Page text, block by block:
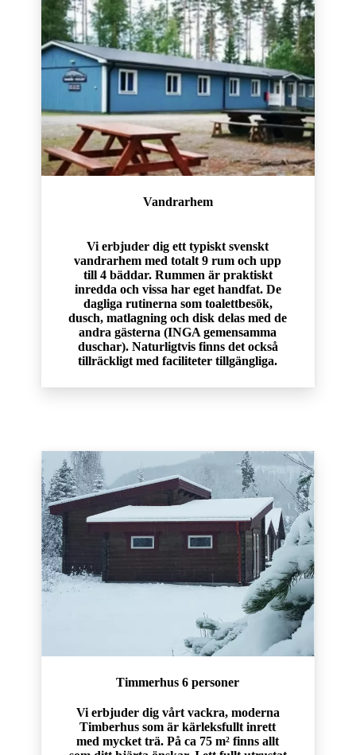
Vandrarhem
Vi erbjuder dig ett typiskt svenskt
vandrarhem med totalt 9 rum och upp
till 4 bäddar. Rummen är praktiskt
inredda och vissa har eget handfat. De
dagliga rutinerna som toalettbesök,
dusch, matlagning och disk delas med de
andra gästerna (INGA gemensamma
duschar). Naturligtvis finns det också
tillräckligt med faciliteter tillgängliga.
Timmerhus 6 personer
Vi erbjuder dig vårt vackra, moderna
Timberhus som är kärleksfullt inrett
med mycket trä. På ca 75 m² finns allt